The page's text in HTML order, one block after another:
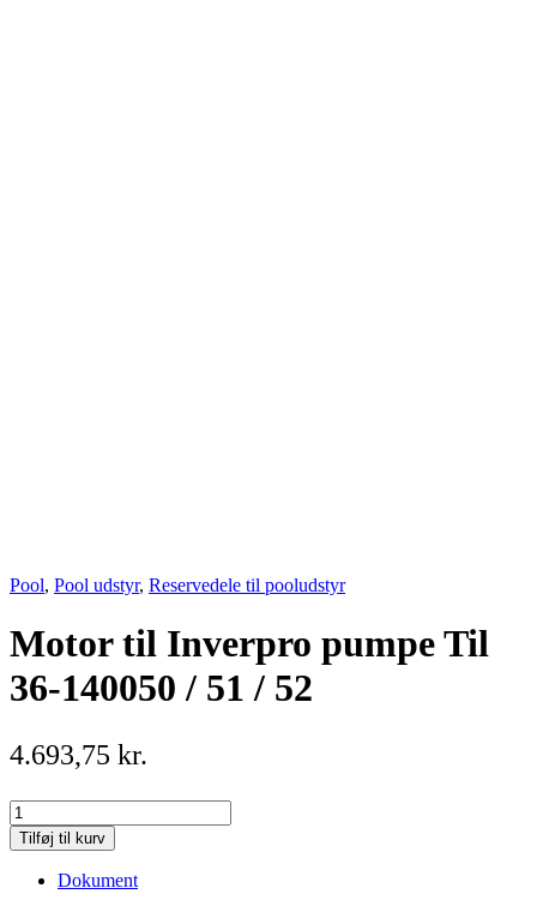
Pool, Pool udstyr, Reservedele til pooludstyr
Motor til Inverpro pumpe Til
36-140050 / 51 / 52
4.693,75 kr.
Motor
til
Inverpro
pumpe
Tilføj til kurv
Dokument